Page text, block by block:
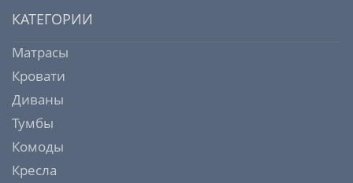
КАТЕГОРИИ
Матрасы
Кровати
Диваны
Тумбы
Комоды
Кресла